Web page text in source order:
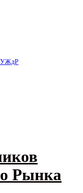
Рынка